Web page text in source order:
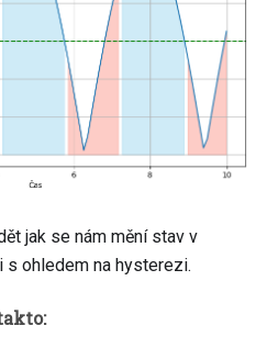
jak se nám mění stav v
ohledem na hysterezi.